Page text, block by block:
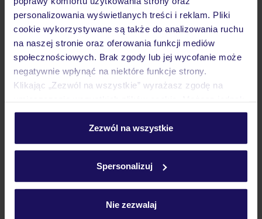
personalizowania wyświetlanych treści i reklam. Pliki
cookie wykorzystywane są także do analizowania ruchu
na naszej stronie oraz oferowania funkcji mediów
społecznościowych. Brak zgody lub jej wycofanie może
negatywnie wpłynąć na niektóre funkcje strony.
Klikając „Zezwól na wszystkie” wyrażasz zgodę na
personalizować swój wybór wchodząc w zakładkę
Szczegółowe informacje o plikach cookie znajdziesz
Zezwól na wszystkie
Spersonalizuj
Nie zezwalaj
Atrakcje
Ważne informacje
Często zadawane pytania
Jak zmienić uczestników/osobę zgłaszającą?
Czy w Hotelu będzie przedstawiciel TUI?
Na jakiej podstawie i gdzie otrzymam karty
pokładowe/bilety lotnicze?
Zobacz więcej